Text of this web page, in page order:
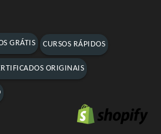
GRÁTIS CURSOS RÁPIDOS
ORIGINAIS